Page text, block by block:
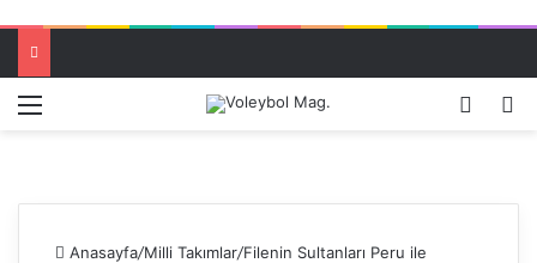
Dış
Anasayfa/Milli Takımlar/Filenin Sultanları Peru ile